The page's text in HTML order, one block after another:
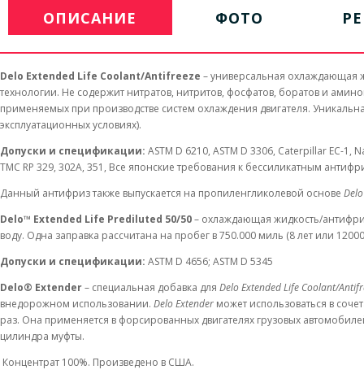
ОПИСАНИЕ ФОТО
Delo Extended Life Coolant/Antifreeze – универсальная охлаждающая
технологии. Не содержит нитратов, нитритов, фосфатов, боратов и
применяемых при производстве систем охлаждения двигателя.
эксплуатационных условиях).
Допуски и спецификации: ASTM D 6210, ASTM D 3306, Caterpillar EC-
TMC RP 329, 302A, 351, Все японские требования к бессиликатным
Данный антифриз также выпускается на пропиленгликолевой основе
Delo™ Extended Life Prediluted 50/50– охлаждающая жидкость/
воду. Одна заправка рассчитана на пробег в 750.000 миль (8 лет или
Допуски и спецификации: ASTM D 4656; ASTM D 5345
Delo® Extender– специальная добавка для Delo Extended Life Coolant/
внедорожном использовании. Delo Extender может использоваться в
раз. Она применяется в форсированных двигателях грузовых
цилиндра муфты.
Концентрат 100%. Произведено в США.